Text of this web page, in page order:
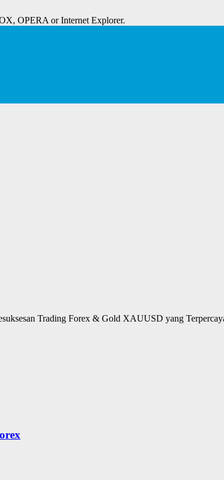
OPERA or Internet Explorer.
Trading Forex & Gold XAUUSD yang